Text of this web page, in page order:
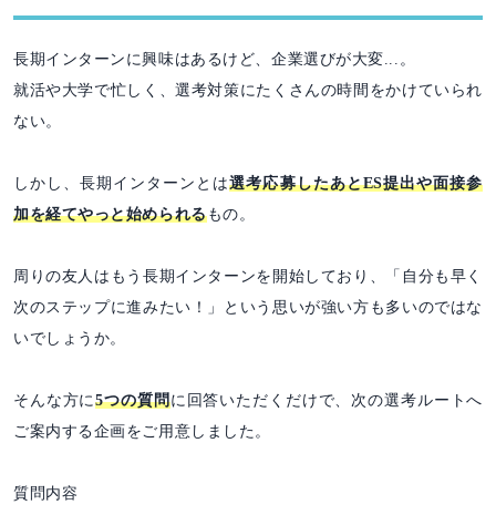
長期インターンに興味はあるけど、企業選びが大変...。
就活や大学で忙しく、選考対策にたくさんの時間をかけていられ
ない。
しかし、長期インターンとは選考応募したあとES提出や面接参
加を経てやっと始められるもの。
周りの友人はもう長期インターンを開始しており、「自分も早く
次のステップに進みたい！」という思いが強い方も多いのではな
いでしょうか。
そんな方に5つの質問に回答いただくだけで、次の選考ルートへ
ご案内する企画をご用意しました。
質問内容